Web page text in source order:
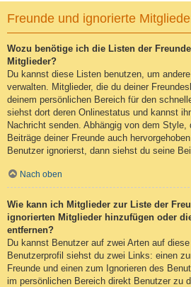
Freunde und ignorierte
Wozu benötige ich die Listen der
Mitglieder?
Du kannst diese Listen benutzen, um
verwalten. Mitglieder, die du deiner
deinem persönlichen Bereich für den
siehst dort deren Onlinestatus und kannst
Nachricht senden. Abhängig von dem Style,
Beiträge deiner Freunde auch
Benutzer ignorierst, dann siehst du seine
Nach oben
Wie kann ich Mitglieder zur Liste der
ignorierten Mitglieder hinzufügen oder
entfernen?
Du kannst Benutzer auf zwei Arten auf
Benutzerprofil siehst du zwei Links: einen
Freunde und einen zum Ignorieren des
im persönlichen Bereich direkt Benutzer zu